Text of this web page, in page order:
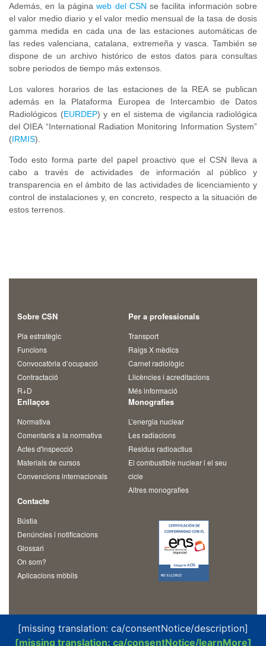
Además, en la páginaweb del CSN se facilita información sobre
el valor medio diario y el valor medio mensual de la tasa de dosis
gamma medida en cada una de las estaciones automáticas de
las redes valenciana, catalana, extremeña y vasca. También se
dispone de un archivo histórico de estos datos para consultas
sobre periodos de tiempo más extensos.
Los valores horarios de las estaciones de la REA se publican
además en la Plataforma Europea de Intercambio de Datos
Radiológicos (EURDEP) y en el sistema de vigilancia radiológica
del OIEA “International Radiation Monitoring Information System”
(IRMIS).
Todo esto forma parte del papel proactivo que el CSN lleva a
cabo a través de actividades de información al público y
transparencia en el ámbito de las actividades de licenciamiento y
control de instalaciones y, en concreto, respecto a la situación de
estos terrenos.
Sobre CSN
Pla estratègic
Funcions
Convocatòria d’ocupació
Contractació
R+D
Per a professionals
Transport
Raigs X mèdics
Carnet radiològic
Llicències i acreditacions
Més informació
Enllaços
Normativa
Comentaris a la normativa
Actes d'inspecció
Materials de cursos
Convencions internacionals
Monografies
L’energia nuclear
Les radiacions
Residus radioactius
El combustible nuclear i el seu
cicle
Altres monografies
Contacte
Bústia
Denúncies i notificacions
Glossari
On som?
Aplicacions mòbils
[missing translation: ca/consentNotice/description]
[missing translation: ca/consentNotice/learnMore]